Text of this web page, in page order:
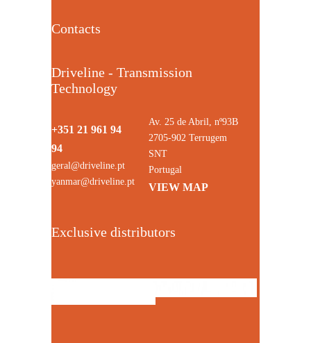
Contacts
Driveline - Transmission
Technology
+351 21 961 94
94
geral@driveline.pt
yanmar@driveline.pt
Av. 25 de Abril, nº93B
2705-902 Terrugem
SNT
Portugal
VIEW MAP
Exclusive distributors